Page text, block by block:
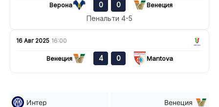
Верона 0 0 Венеция
Пенальти 4-5
16 Авг 2025 16:00
Венеция 4 0 Mantova
Интер Венеция